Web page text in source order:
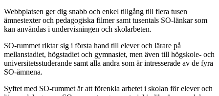
Webbplatsen ger dig snabb och enkel tillgång till flera tusen
ämnestexter och pedagogiska filmer samt tusentals SO-länkar som
kan användas i undervisningen och skolarbeten.
SO-rummet riktar sig i första hand till elever och lärare på
mellanstadiet, högstadiet och gymnasiet, men även till högskole- och
universitetsstuderande samt alla andra som är intresserade av de fyra
SO-ämnena.
Syftet med SO-rummet är att förenkla arbetet i skolan för elever och